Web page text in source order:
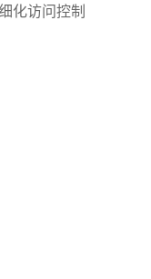
化访问控制